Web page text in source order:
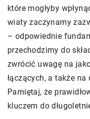
które mogłyby
wiaty zaczynamy
– odpowiednie
przechodzimy do
zwrócić uwagę na
łączących, a także na
Pamiętaj, że
kluczem do